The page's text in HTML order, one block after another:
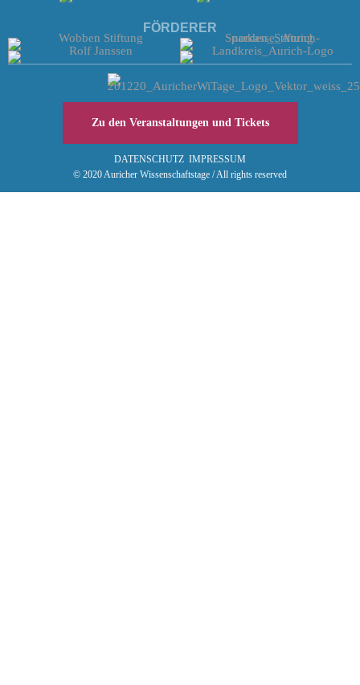
FÖRDERER
Zu den Veranstaltungen und Tickets
DATENSCHUTZ IMPRESSUM
© 2020 Auricher Wissenschaftstage / All rights reserved